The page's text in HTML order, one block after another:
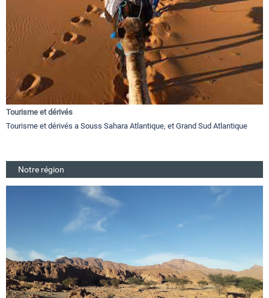
Tourisme et dérivés
Tourisme et dérivés a Souss Sahara Atlantique, et Grand Sud Atlantique
Notre région